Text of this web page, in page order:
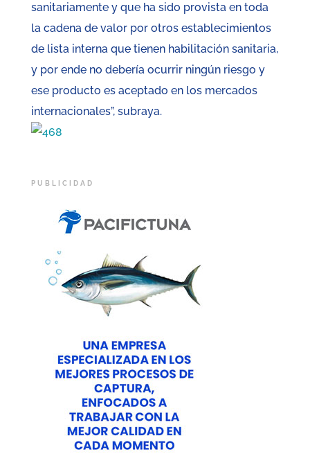
sanitariamente y que ha sido provista en toda
la cadena de valor por otros establecimientos
de lista interna que tienen habilitación sanitaria,
y por ende no debería ocurrir ningún riesgo y
ese producto es aceptado en los mercados
internacionales”, subraya.